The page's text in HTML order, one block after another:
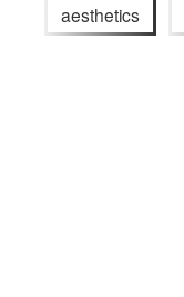
aesthetics